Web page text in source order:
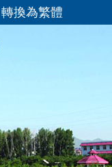
轉換為繁體